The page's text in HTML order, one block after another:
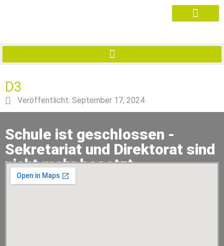
D3
Veröffentlicht: September 17, 2024
Schule ist geschlossen -
Sekretariat und Direktorat sind
nicht mehr besetzt.